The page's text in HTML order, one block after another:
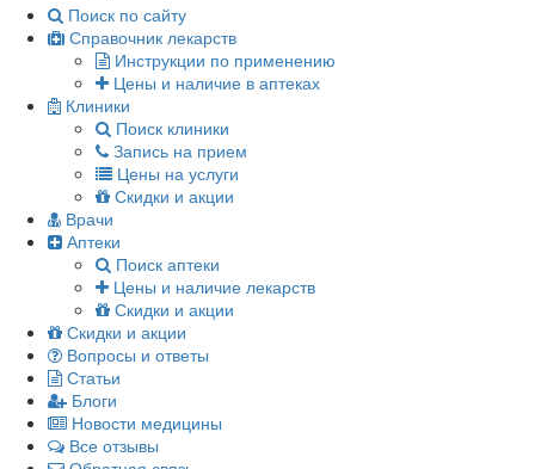
Поиск по сайту
Справочник лекарств
Инструкции по применению
Цены и наличие в аптеках
Клиники
Поиск клиники
Запись на прием
Цены на услуги
Скидки и акции
Врачи
Аптеки
Поиск аптеки
Цены и наличие лекарств
Скидки и акции
Скидки и акции
Вопросы и ответы
Статьи
Блоги
Новости медицины
Все отзывы